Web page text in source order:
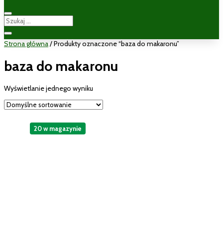
Strona główna/ Produkty oznaczone “baza do makaronu”
baza do makaronu
Wyświetlanie jednego wyniku
20 w magazynie